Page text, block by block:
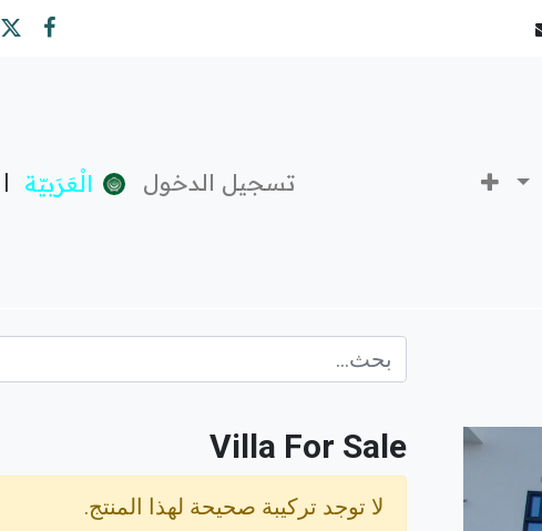
تسجيل الدخول الْعَرَبيّة |
Villa For Sale
لا توجد تركيبة صحيحة لهذا المنتج.